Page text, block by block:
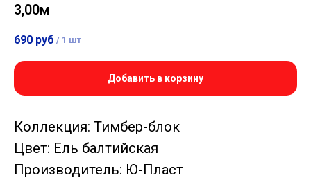
3,00м
690 руб / 1 шт
Добавить в корзину
Коллекция: Тимбер-блок
Цвет: Ель балтийская
Производитель: Ю-Пласт